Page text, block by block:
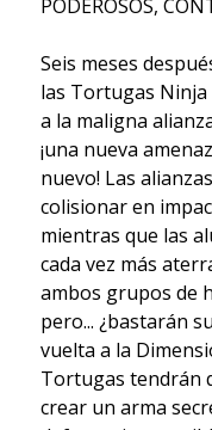
PODEROSOS,
Seis meses
las Tortugas
a la maligna
¡una nueva
nuevo! Las
colisionar en
mientras que las
cada vez más
ambos grupos de
pero... ¿bastarán
vuelta a la
Tortugas tendrán
crear un arma